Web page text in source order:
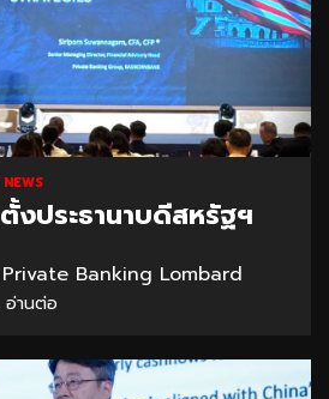
งประธานาบดีสหรัฐฯ
Private Banking Lombard
อ่านต่อ